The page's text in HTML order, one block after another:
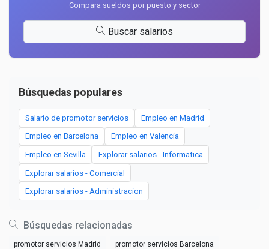
Compara sueldos por puesto y sector
Buscar salarios
Búsquedas populares
Salario de promotor servicios Empleo en Madrid
Empleo en Barcelona Empleo en Valencia
Empleo en Sevilla Explorar salarios - Informatica
Explorar salarios - Comercial
Explorar salarios - Administracion
Búsquedas relacionadas
promotor servicios Madrid promotor servicios Barcelona